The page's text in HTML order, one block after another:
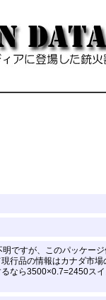
ですが、このパッケー
行品の情報はカナダ市
なら3500×0.7=2450ス